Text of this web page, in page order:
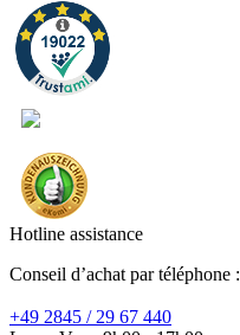
Hotline assistance
Conseil d’achat par téléphone :
+49 2845 / 29 67 440